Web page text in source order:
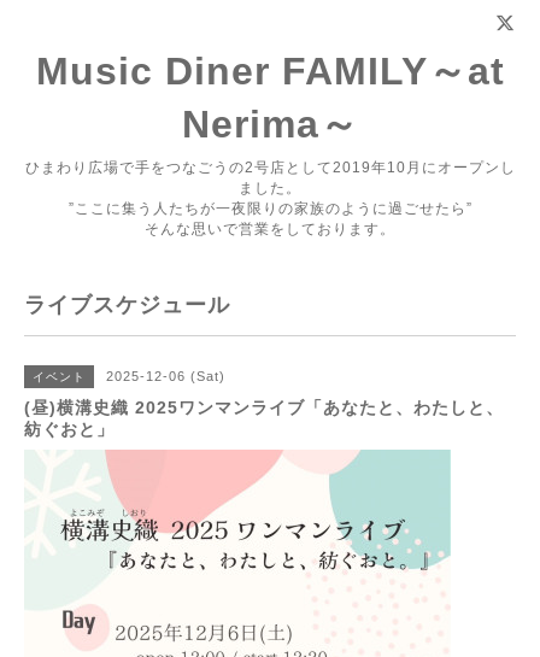
Music Diner FAMILY～at
Nerima～
ひまわり広場で手をつなごうの2号店として2019年10月にオープンし
ました。
”ここに集う人たちが一夜限りの家族のように過ごせたら”
そんな思いで営業をしております。
ライブスケジュール
イベント 2025-12-06 (Sat)
(昼)横溝史織 2025ワンマンライブ「あなたと、わたしと、
紡ぐおと」